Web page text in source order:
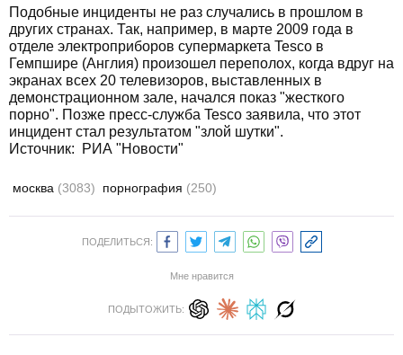
Подобные инциденты не раз случались в прошлом в
других странах. Так, например, в марте 2009 года в
отделе электроприборов супермаркета Tesco в
Гемпшире (Англия) произошел переполох, когда вдруг на
экранах всех 20 телевизоров, выставленных в
демонстрационном зале, начался показ "жесткого
порно". Позже пресс-служба Tesco заявила, что этот
инцидент стал результатом "злой шутки".
Источник:
РИА "Новости"
москва (3083) порнография (250)
ПОДЕЛИТЬСЯ:
Мне нравится
ПОДЫТОЖИТЬ: